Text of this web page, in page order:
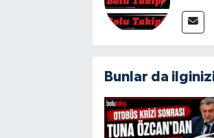
Bunlar da